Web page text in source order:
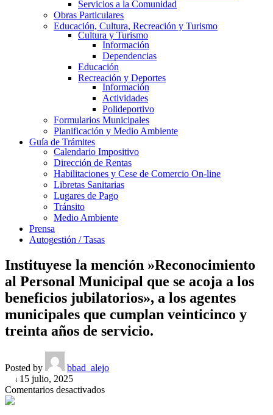
Servicios a la Comunidad
Obras Particulares
Educación, Cultura, Recreación y Turismo
Cultura y Turismo
Información
Dependencias
Educación
Recreación y Deportes
Información
Actividades
Polideportivo
Formularios Municipales
Planificación y Medio Ambiente
Guía de Trámites
Calendario Impositivo
Dirección de Rentas
Habilitaciones y Cese de Comercio On-line
Libretas Sanitarias
Lugares de Pago
Tránsito
Medio Ambiente
Prensa
Autogestión / Tasas
Instituyese la mención »Reconocimiento
al Personal Municipal que se acoja a los
beneficios jubilatorios», a los agentes
municipales que cumplan veinticinco y
treinta años de servicio.
Posted by
bbad_alejo
On 15 julio, 2025
Comentarios desactivadosen